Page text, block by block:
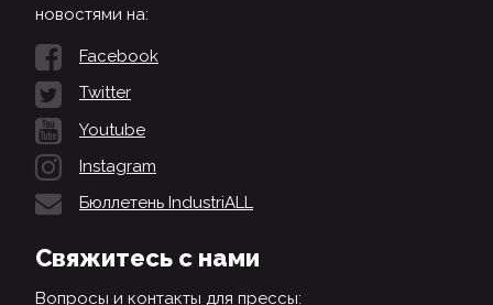
новостями на:
Facebook
Twitter
Youtube
Instagram
Бюллетень IndustriALL
Свяжитесь с нами
Вопросы и контакты для прессы: